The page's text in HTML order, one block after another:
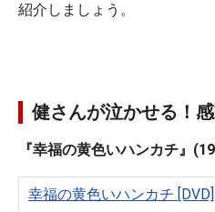
紹介しましょう。
健さんが泣かせる！
『幸福の黄色いハンカチ』
幸福の黄色いハンカチ [DVD]